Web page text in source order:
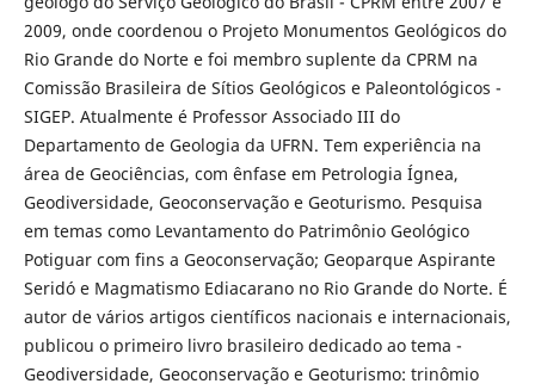
2009, onde coordenou o Projeto Monumentos Geológicos do
Rio Grande do Norte e foi membro suplente da CPRM na
Comissão Brasileira de Sítios Geológicos e Paleontológicos -
SIGEP. Atualmente é Professor Associado III do
Departamento de Geologia da UFRN. Tem experiência na
área de Geociências, com ênfase em Petrologia Ígnea,
Geodiversidade, Geoconservação e Geoturismo. Pesquisa
em temas como Levantamento do Patrimônio Geológico
Potiguar com fins a Geoconservação; Geoparque Aspirante
Seridó e Magmatismo Ediacarano no Rio Grande do Norte. É
autor de vários artigos científicos nacionais e internacionais,
publicou o primeiro livro brasileiro dedicado ao tema -
Geodiversidade, Geoconservação e Geoturismo: trinômio